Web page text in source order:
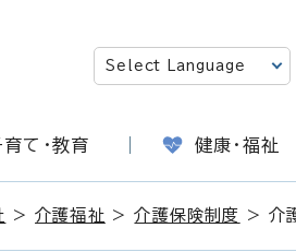
育て・教育 健康・福祉
>介護福祉 >介護保険制度 > 介